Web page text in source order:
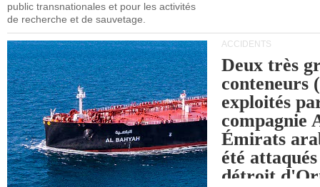
public transnationales et pour les activités
de recherche et de sauvetage.
ACCIDENTS
Deux très
conteneurs
exploités
compagnie
Émirats
été
détroit